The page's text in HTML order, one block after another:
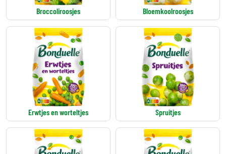
Broccoliroosjes Bloemkoolroosjes
Erwtjes en worteltjes Spruitjes